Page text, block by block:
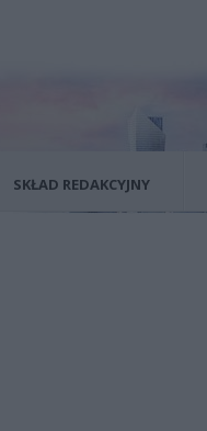
SKŁAD REDAKCYJNY